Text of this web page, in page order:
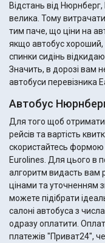
Відстань від
велика. Тому
тим паче, що ціни на
якщо автобус
спинки сидінь
Значить, в дорозі вам
автобуси перевізника
Автобус
Для того щоб
рейсів та вартість
скористайтесь формою
Eurolines. Для цього в
алгоритм видасть вам
цінами та уточненням
можете підібрати
салоні автобуса з
одразу оплатити.
платежів "Приват24",